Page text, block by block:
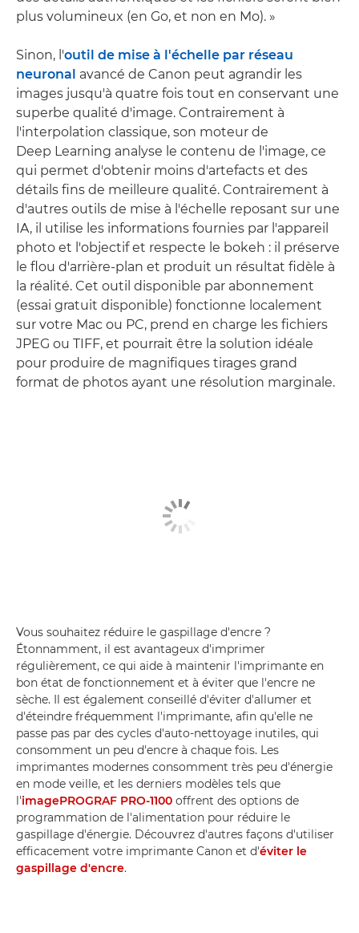
plus volumineux (en Go, et non en Mo). »
Sinon, l'outil de mise à l'échelle par réseau
neuronal avancé de Canon peut agrandir les
images jusqu'à quatre fois tout en conservant une
superbe qualité d'image. Contrairement à
l'interpolation classique, son moteur de
Deep Learning analyse le contenu de l'image, ce
qui permet d'obtenir moins d'artefacts et des
détails fins de meilleure qualité. Contrairement à
d'autres outils de mise à l'échelle reposant sur une
IA, il utilise les informations fournies par l'appareil
photo et l'objectif et respecte le bokeh : il préserve
le flou d'arrière-plan et produit un résultat fidèle à
la réalité. Cet outil disponible par abonnement
(essai gratuit disponible) fonctionne localement
sur votre Mac ou PC, prend en charge les fichiers
JPEG ou TIFF, et pourrait être la solution idéale
pour produire de magnifiques tirages grand
format de photos ayant une résolution marginale.
Vous souhaitez réduire le gaspillage d'encre ?
Étonnamment, il est avantageux d'imprimer
régulièrement, ce qui aide à maintenir l'imprimante en
bon état de fonctionnement et à éviter que l'encre ne
sèche. Il est également conseillé d'éviter d'allumer et
d'éteindre fréquemment l'imprimante, afin qu'elle ne
passe pas par des cycles d'auto-nettoyage inutiles, qui
consomment un peu d'encre à chaque fois. Les
imprimantes modernes consomment très peu d'énergie
en mode veille, et les derniers modèles tels que
l'imagePROGRAF PRO-1100 offrent des options de
programmation de l'alimentation pour réduire le
gaspillage d'énergie. Découvrez d'autres façons d'utiliser
efficacement votre imprimante Canon et d'éviter le
gaspillage d'encre.